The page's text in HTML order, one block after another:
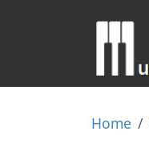
Home